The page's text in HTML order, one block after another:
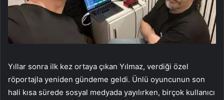
Yıllar sonra ilk kez ortaya çıkan Yılmaz, verdiği özel
röportajla yeniden gündeme geldi. Ünlü oyuncunun son
hali kısa sürede sosyal medyada yayılırken, birçok kullanıcı